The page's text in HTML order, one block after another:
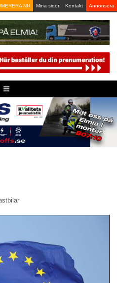
NU Mina sidor Kontakt Annonsera
≡